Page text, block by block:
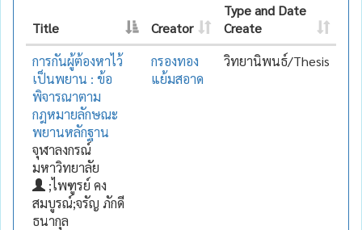
Title Creator
Type and Date
Create
การกันผู้ต้องหาไว้
เป็นพยาน : ข้อ
พิจารณาตาม
กฎหมายลักษณะ
พยานหลักฐาน
จุฬาลงกรณ์
มหาวิทยาลัย
;ไพฑูรย์ คง
สมบูรณ์;จรัญ ภักดี
ธนากุล
กรองทอง
แย้มสอาด
วิทยานิพนธ์/Thesis